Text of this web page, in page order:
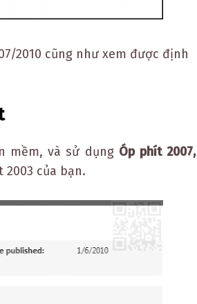
2010 cũng như xem được định
mềm, và sử dụng Óp phít 2007,
của bạn.